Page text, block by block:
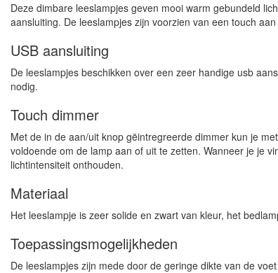
Deze dimbare leeslampjes geven mooi warm gebundeld
aansluiting. De leeslampjes zijn voorzien van een touch
USB aansluiting
De leeslampjes beschikken over een zeer handige usb
nodig.
Touch dimmer
Met de in de aan/uit knop gëintregreerde dimmer kun je
voldoende om de lamp aan of uit te zetten. Wanneer je je
lichtintensiteit onthouden.
Materiaal
Het leeslampje is zeer solide en zwart van kleur, het
Toepassingsmogelijkheden
De leeslampjes zijn mede door de geringe dikte van de